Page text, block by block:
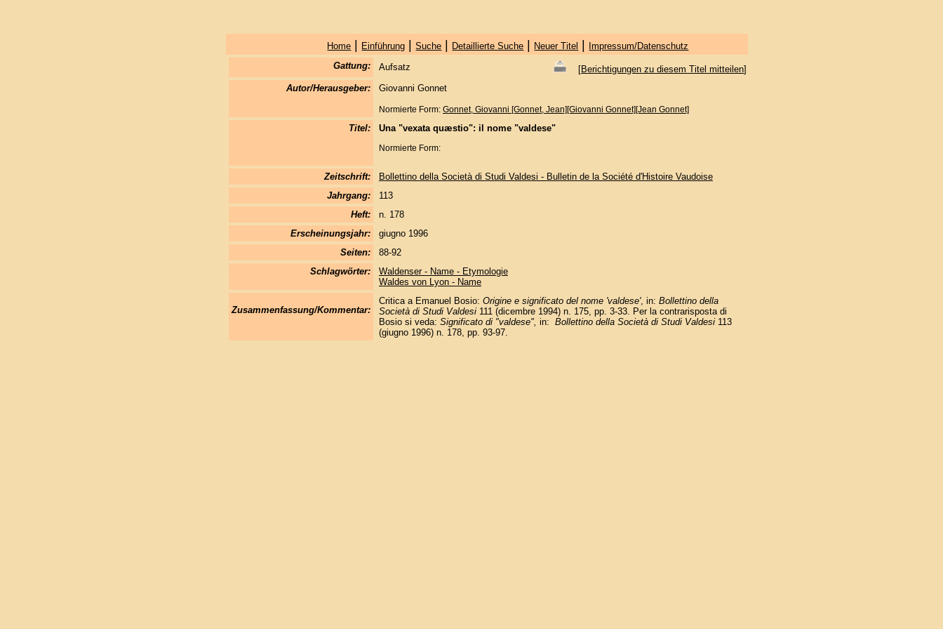
Home | Einführung |Suche | Detaillierte Suche | Neuer Titel |
Impressum/Datenschutz
Gattung:
Aufsatz [Berichtigungen zu diesem Titel mitteilen]
Autor/Herausgeber:
Giovanni Gonnet
Normierte Form: Gonnet, Giovanni [Gonnet, Jean][Giovanni Gonnet][Jean Gonnet]
Titel: Una "vexata quæstio": il nome "valdese"
Normierte Form:
Zeitschrift:
Bollettino della Società di Studi Valdesi - Bulletin de la Société d'Histoire Vaudoise
Jahrgang:
113
Heft:
n. 178
Erscheinungsjahr:
giugno 1996
Seiten:
88-92
Schlagwörter:
Waldenser - Name - Etymologie
Waldes von Lyon - Name
Zusammenfassung/Kommentar:
Critica a Emanuel Bosio: Origine e significato del nome 'valdese', in: Bollettino della
Società di Studi Valdesi111 (dicembre 1994) n. 175, pp. 3-33. Per la contrarisposta di
Bosio si veda: Significato di "valdese", in: Bollettino della Società di Studi Valdesi113
(giugno 1996) n. 178, pp. 93-97.